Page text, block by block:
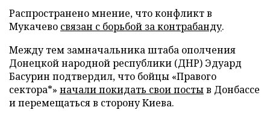
Распространено мнение, что конфликт в
Мукачево связан с борьбой за контрабанду.
Между тем замначальника штаба ополчения
Донецкой народной республики (ДНР) Эдуард
Басурин подтвердил, что бойцы «Правого
сектора*» начали покидать свои постыв Донбассе
и перемещаться в сторону Киева.